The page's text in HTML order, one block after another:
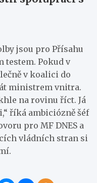
jsou pro Přísahu
testem. Pokud v
v koalici do
ministrem vnitra.
na rovinu říct. Já
říká ambiciózně šéf
pro MF DNES a
vládních stran si